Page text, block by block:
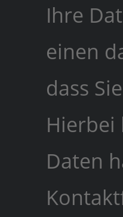
Ihre
einen
dass
Hierbei
Daten